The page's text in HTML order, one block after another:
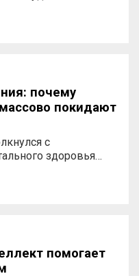
почему
покидают
с
здоровья…
помогает